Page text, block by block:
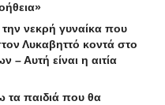
νεκρή γυναίκα που
Λυκαβηττό κοντά στο
– Αυτή είναι η αιτία
τα παιδιά που θα